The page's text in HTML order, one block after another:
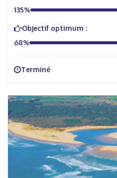
135%
Objectif optimum :
68%
Terminé